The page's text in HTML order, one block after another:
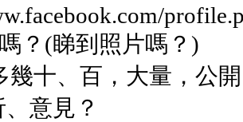
？(睇到照片嗎？)
幾十、百，大量，公
意見？